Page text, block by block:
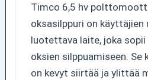
Timco 6,5 hv
oksasilppuri on käyttäjien
luotettava laite, joka sopii
oksien silppuamiseen. Se
on kevyt siirtää ja ylittää